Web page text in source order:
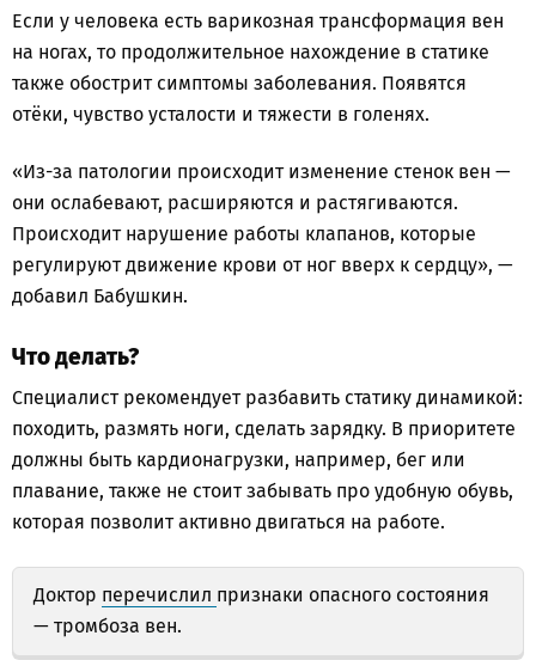
Если у человека есть варикозная трансформация вен
на ногах, то продолжительное нахождение в статике
также обострит симптомы заболевания. Появятся
отёки, чувство усталости и тяжести в голенях.
«Из-за патологии происходит изменение стенок вен —
они ослабевают, расширяются и растягиваются.
Происходит нарушение работы клапанов, которые
регулируют движение крови от ног вверх к сердцу», —
добавил Бабушкин.
Что делать?
Специалист рекомендует разбавить статику динамикой:
походить, размять ноги, сделать зарядку. В приоритете
должны быть кардионагрузки, например, бег или
плавание, также не стоит забывать про удобную обувь,
которая позволит активно двигаться на работе.
Доктор перечислил признаки опасного состояния
— тромбоза вен.